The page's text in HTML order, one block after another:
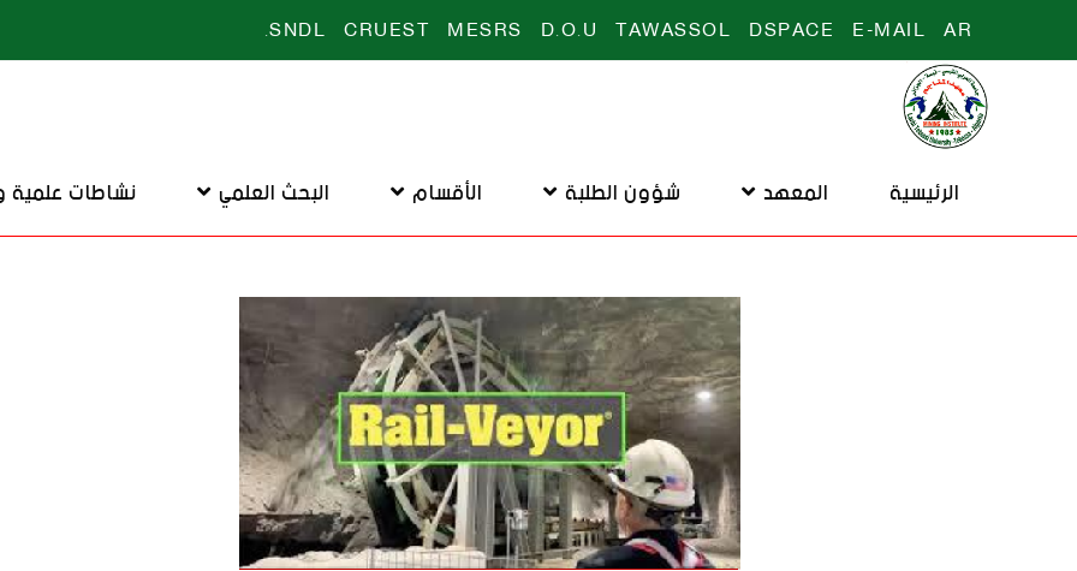
AR
E-MAIL
DSPACE
TAWASSOL
D.O.U
MESRS
CRUEST
SNDL
.
الرئيسية المعهد شؤون الطلبة الأقسام البحث العلمي نشاطات